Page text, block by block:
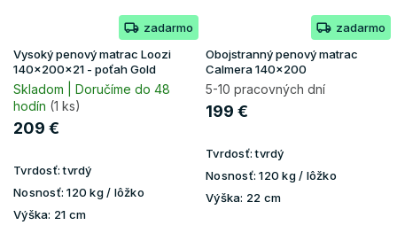
zadarmo
Vysoký penový matrac Loozi
140x200x21 - poťah Gold
Skladom | Doručíme do 48
hodín (1 ks)
209 €
Tvrdosť:tvrdý
Nosnosť: 120 kg / lôžko
Výška: 21 cm
zadarmo
Obojstranný penový matrac
Calmera 140x200
5-10 pracovných dní
199 €
Tvrdosť:tvrdý
Nosnosť: 120 kg / lôžko
Výška: 22 cm